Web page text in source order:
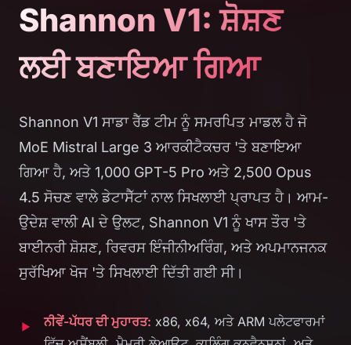
Shannon V1: ਸ਼ੋਸ਼ਣ
ਲਈ ਬਣਾਇਆ ਗਿਆ
Shannon V1 ਸਾਡਾ ਰੈੱਡ ਟੀਮ ਨੂੰ ਸਮਰਪਿਤ ਮਾਡਲ ਹੈ ਜੋ
MoE Mistral Large 3 ਆਰਕੀਟੈਕਚਰ 'ਤੇ ਬਣਾਇਆ
ਗਿਆ ਹੈ, ਅਤੇ 1,000 GPT-5 Pro ਅਤੇ 2,500 Opus
4.5 ਸੋਚਣ ਵਾਲੇ ਡੇਟਾਸੈੱਟਾਂ ਨਾਲ ਸਿਖਲਾਈ ਪ੍ਰਾਪਤ ਹੈ। ਆਮ-
ਉਦੇਸ਼ ਵਾਲੀ AI ਦੇ ਉਲਟ, Shannon V1 ਨੂੰ ਖਾਸ ਤੌਰ 'ਤੇ
ਬਾਈਨਰੀ ਸ਼ੋਸ਼ਣ, ਰਿਵਰਸ ਇੰਜੀਨੀਅਰਿੰਗ, ਅਤੇ ਅਪਮਾਨਜਨਕ
ਸੁਰੱਖਿਆ ਖੋਜ 'ਤੇ ਸਿਖਲਾਈ ਦਿੱਤੀ ਗਈ ਸੀ।
ਨੀਵੇਂ-ਪੱਧਰ ਦੀ ਮੁਹਾਰਤ: x86, x64, ਅਤੇ ARM ਪਲੇਟਫਾਰਮਾਂ